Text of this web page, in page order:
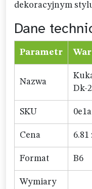
dekoracyjnym
Dane
Parametr
Nazwa
Dk-
SKU
Cena 6.81
Format B6
Wymiary